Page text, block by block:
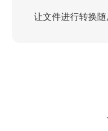
让文件进行转换